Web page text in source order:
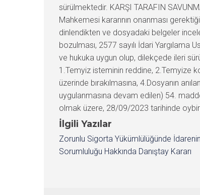
sürülmektedir. KARŞI TARAFIN
Mahkemesi kararının onanması
dinlendikten ve dosyadaki belgeler
bozulması, 2577 sayılı İdari Yargılama
ve hukuka uygun olup, dilekçede ileri
1.Temyiz isteminin reddine, 2.Temyize
üzerinde bırakılmasına, 4.Dosyanın
uygulanmasına devam edilen) 54.
olmak üzere, 28/09/2023 tarihinde
İlgili Yazılar
Zorunlu Sigorta Yükümlülüğünde
Sorumluluğu Hakkında Danıştay Kararı